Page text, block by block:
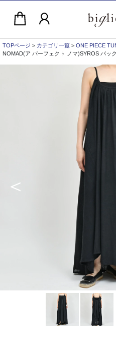
TOPページ > カテゴリ一覧 > ONE PIECE
NOMAD(ア パーフェクト ノマ)SYROS バッ